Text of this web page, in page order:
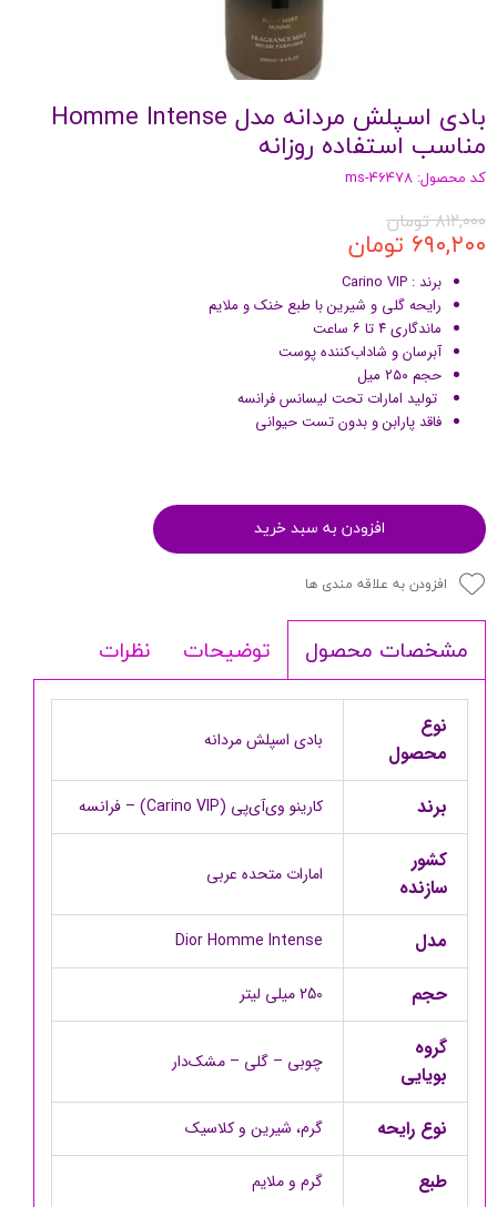
بادی اسپلش مردانه مدل Homme Intense
مناسب استفاده روزانه
کد محصول: ms-46478
۸۱۲,۰۰۰ تومان
۶۹۰,۲۰۰ تومان
برند : Carino VIP
رایحه گلی و شیرین با طبع خنک و ملایم
ماندگاری ۴ تا ۶ ساعت
آبرسان و شاداب‌کننده پوست
حجم ۲۵۰ میل
تولید امارات تحت لیسانس فرانسه
فاقد پارابن و بدون تست حیوانی
افزودن به سبد خرید
افزودن به علاقه مندی ها
مشخصات محصول توضیحات نظرات
نوع
محصول
بادی اسپلش مردانه
برند کارینو وی‌آی‌پی (Carino VIP) – فرانسه
کشور
سازنده
امارات متحده عربی
مدل Dior Homme Intense
حجم 250 میلی لیتر
گروه
بویایی
چوبی – گلی – مشک‌دار
نوع رایحه گرم، شیرین و کلاسیک
طبع گرم و ملایم